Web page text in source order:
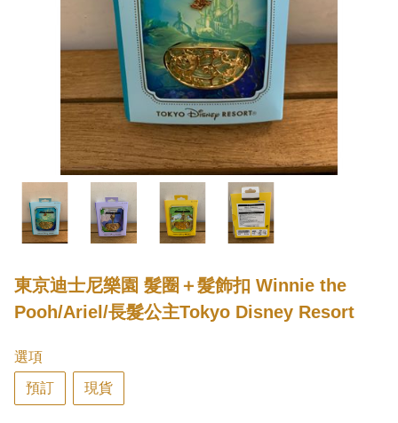
東京迪士尼樂園 髮圈＋髮飾扣 Winnie the
Pooh/Ariel/長髮公主Tokyo Disney Resort
選項
預訂 現貨